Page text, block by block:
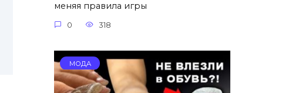
меняя правила игры
0 318
МОДА